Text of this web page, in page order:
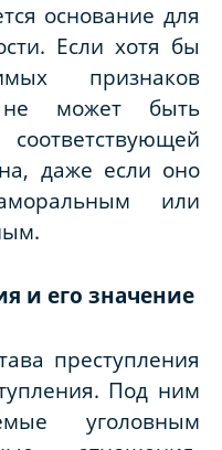
основание для
Если хотя бы
признаков
не может быть
даже если оно
или
и его значение
преступления
Под ним
уголовным